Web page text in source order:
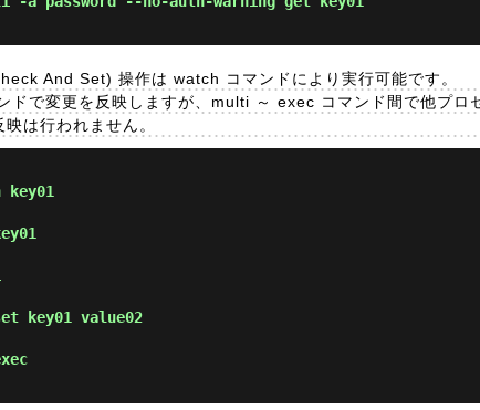
And Set) 操作は watch コマンドにより実行可能です。
ドで変更を反映しますが、multi ～ exec コマンド間で他プロ
は行われません。
key01
key01 value02